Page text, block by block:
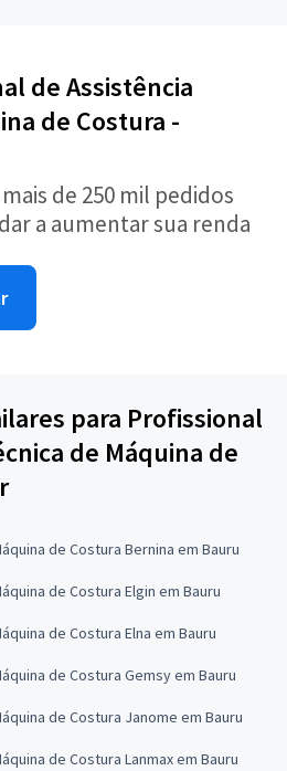
de Assistência
de Costura -
de 250 mil pedidos
a aumentar sua renda
para Profissional
de Máquina de
de Costura Bernina em Bauru
de Costura Elgin em Bauru
de Costura Elna em Bauru
de Costura Gemsy em Bauru
de Costura Janome em Bauru
de Costura Lanmax em Bauru